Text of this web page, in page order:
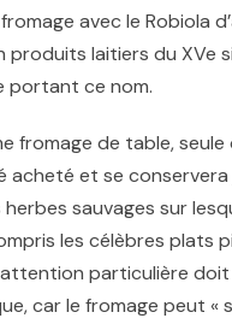
avec le Robiola
produits laitiers du XVe
portant ce nom.
fromage de table,
et se conservera
sauvages sur
les célèbres plats
particulière
car le fromage peut «